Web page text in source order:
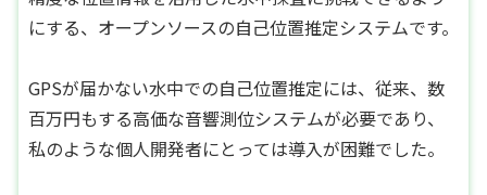
にする、オープンソースの自己位置推定システムです。
GPSが届かない水中での自己位置推定には、従来、数
百万円もする高価な音響測位システムが必要であり、
私のような個人開発者にとっては導入が困難でした。